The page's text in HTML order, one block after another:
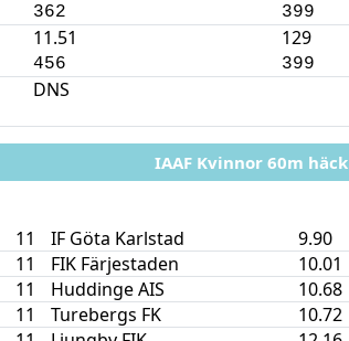
362 399
11.51
456
129
399
DNS
IAAF Kvinnor 60m häck
11 IF Göta Karlstad 9.90
11 FIK Färjestaden 10.01
11 Huddinge AIS 10.68
11 Turebergs FK 10.72